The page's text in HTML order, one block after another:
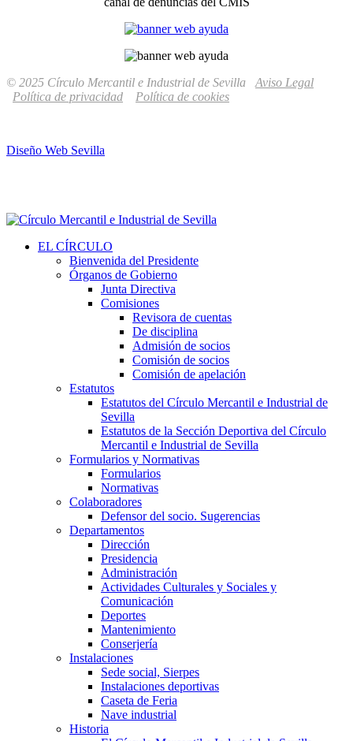
© 2025 Círculo Mercantil e Industrial de Sevilla Aviso Legal
Política de privacidad
Política de cookies
Diseño Web Sevilla
EL CÍRCULO
Bienvenida del Presidente
Órganos de Gobierno
Junta Directiva
Comisiones
Revisora de cuentas
De disciplina
Admisión de socios
Comisión de socios
Comisión de apelación
Estatutos
Estatutos del Círculo Mercantil e Industrial de
Sevilla
Estatutos de la Sección Deportiva del Círculo
Mercantil e Industrial de Sevilla
Formularios y Normativas
Formularios
Normativas
Colaboradores
Defensor del socio. Sugerencias
Departamentos
Dirección
Presidencia
Administración
Actividades Culturales y Sociales y
Comunicación
Deportes
Mantenimiento
Conserjería
Instalaciones
Sede social, Sierpes
Instalaciones deportivas
Caseta de Feria
Nave industrial
Historia